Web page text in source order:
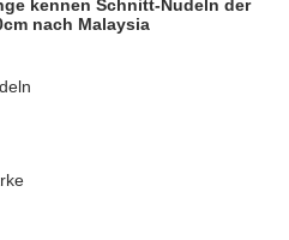
kennen Schnitt-Nudeln der
nach Malaysia